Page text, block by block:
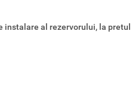
al rezervorului, la pretul